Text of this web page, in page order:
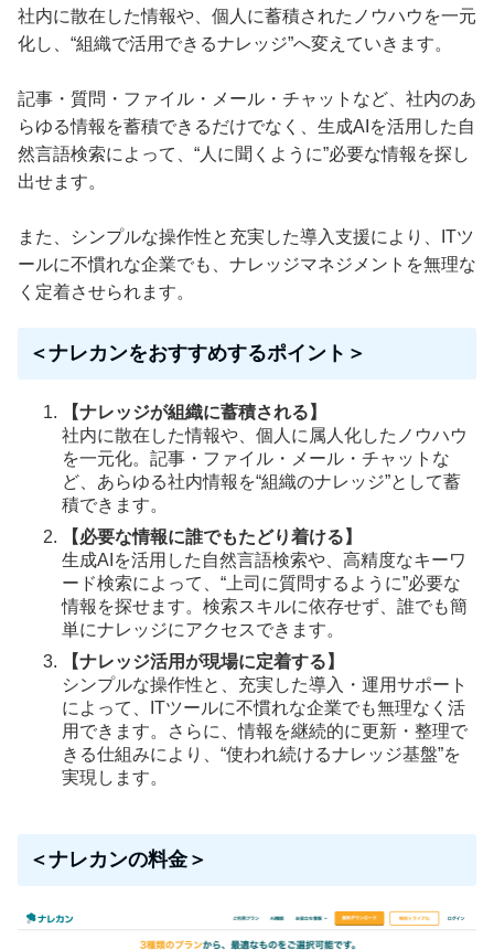
社内に散在した情報や、個人に蓄積されたノウハウを一元
化し、“組織で活用できるナレッジ”へ変えていきます。
記事・質問・ファイル・メール・チャットなど、社内のあ
らゆる情報を蓄積できるだけでなく、生成AIを活用した自
然言語検索によって、“人に聞くように”必要な情報を探し
出せます。
また、シンプルな操作性と充実した導入支援により、ITツ
ールに不慣れな企業でも、ナレッジマネジメントを無理な
く定着させられます。
＜ナレカンをおすすめするポイント＞
【ナレッジが組織に蓄積される】
社内に散在した情報や、個人に属人化したノウハウ
を一元化。記事・ファイル・メール・チャットな
ど、あらゆる社内情報を“組織のナレッジ”として蓄
積できます。
【必要な情報に誰でもたどり着ける】
生成AIを活用した自然言語検索や、高精度なキーワ
ード検索によって、“上司に質問するように”必要な
情報を探せます。検索スキルに依存せず、誰でも簡
単にナレッジにアクセスできます。
【ナレッジ活用が現場に定着する】
シンプルな操作性と、充実した導入・運用サポート
によって、ITツールに不慣れな企業でも無理なく活
用できます。さらに、情報を継続的に更新・整理で
きる仕組みにより、“使われ続けるナレッジ基盤”を
実現します。
＜ナレカンの料金＞